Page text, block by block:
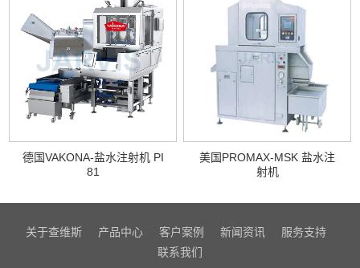
德国VAKONA-盐水注射机 PI
81
美国PROMAX-MSK 盐水注
射机
关于查维斯 产品中心 客户案例 新闻资讯
服务支持
联系我们